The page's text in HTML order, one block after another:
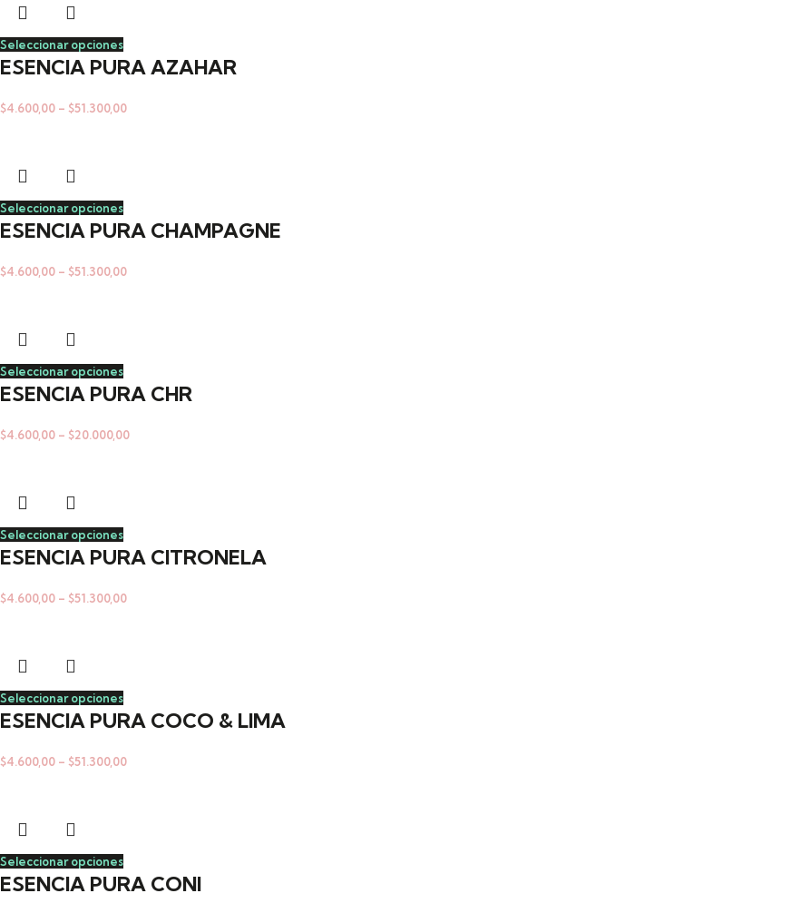
Seleccionar opciones
ESENCIA PURA AZAHAR
$4.600,00 – $51.300,00
Seleccionar opciones
ESENCIA PURA CHAMPAGNE
$4.600,00 – $51.300,00
Seleccionar opciones
ESENCIA PURA CHR
$4.600,00 – $20.000,00
Seleccionar opciones
ESENCIA PURA CITRONELA
$4.600,00 – $51.300,00
Seleccionar opciones
ESENCIA PURA COCO & LIMA
$4.600,00 – $51.300,00
Seleccionar opciones
ESENCIA PURA CONI